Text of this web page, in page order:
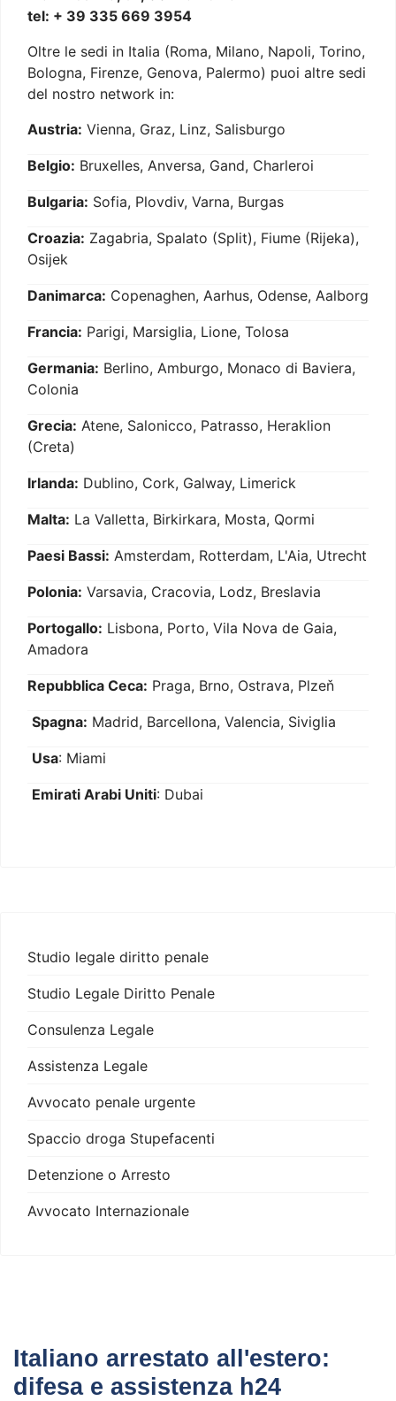
tel: + 39 335 669 3954
Oltre le sedi in Italia (Roma, Milano, Napoli, Torino,
Bologna, Firenze, Genova, Palermo) puoi altre sedi
del nostro network in:
Austria: Vienna, Graz, Linz, Salisburgo
Belgio: Bruxelles, Anversa, Gand, Charleroi
Bulgaria: Sofia, Plovdiv, Varna, Burgas
Croazia: Zagabria, Spalato (Split), Fiume (Rijeka),
Osijek
Danimarca: Copenaghen, Aarhus, Odense, Aalborg
Francia: Parigi, Marsiglia, Lione, Tolosa
Germania: Berlino, Amburgo, Monaco di Baviera,
Colonia
Grecia: Atene, Salonicco, Patrasso, Heraklion
(Creta)
Irlanda: Dublino, Cork, Galway, Limerick
Malta: La Valletta, Birkirkara, Mosta, Qormi
Paesi Bassi: Amsterdam, Rotterdam, L'Aia, Utrecht
Polonia: Varsavia, Cracovia, Lodz, Breslavia
Portogallo: Lisbona, Porto, Vila Nova de Gaia,
Amadora
Repubblica Ceca: Praga, Brno, Ostrava, Plzeň
Spagna: Madrid, Barcellona, Valencia, Siviglia
Usa: Miami
Emirati Arabi Uniti: Dubai
Studio legale diritto penale
Studio Legale Diritto Penale
Consulenza Legale
Assistenza Legale
Avvocato penale urgente
Spaccio droga Stupefacenti
Detenzione o Arresto
Avvocato Internazionale
Italiano arrestato all'estero:
difesa e assistenza h24